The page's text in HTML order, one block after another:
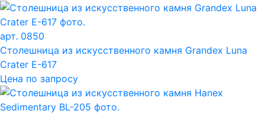
арт. 0850
Столешница из искусственного камня Grandex Luna
Crater E-617
Цена по запросу